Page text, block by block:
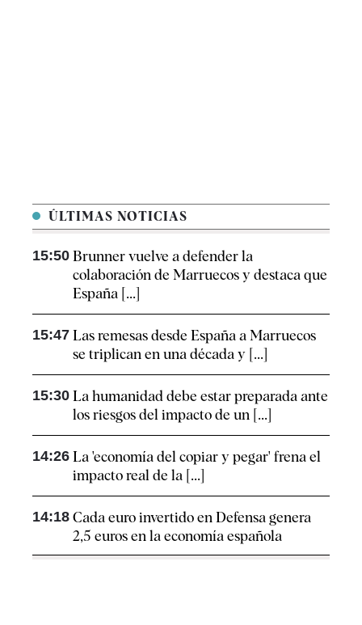
ÚLTIMAS NOTICIAS
15:50 Brunner vuelve a defender la
colaboración de Marruecos y destaca que
España [...]
15:47 Las remesas desde España a Marruecos
se triplican en una década y [...]
15:30 La humanidad debe estar preparada ante
los riesgos del impacto de un [...]
14:26 La 'economía del copiar y pegar' frena el
impacto real de la [...]
14:18 Cada euro invertido en Defensa genera
2,5 euros en la economía española